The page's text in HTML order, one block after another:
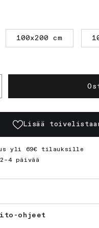
100x200 cm
Lisää
yli 69€ tilauksille
päivää
ohjeet